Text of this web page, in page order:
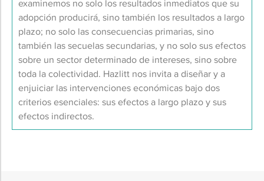
examinemos no solo los resultados inmediatos que su
adopción producirá, sino también los resultados a largo
plazo; no solo las consecuencias primarias, sino
también las secuelas secundarias, y no solo sus efectos
sobre un sector determinado de intereses, sino sobre
toda la colectividad. Hazlitt nos invita a diseñar y a
enjuiciar las intervenciones económicas bajo dos
criterios esenciales: sus efectos a largo plazo y sus
efectos indirectos.